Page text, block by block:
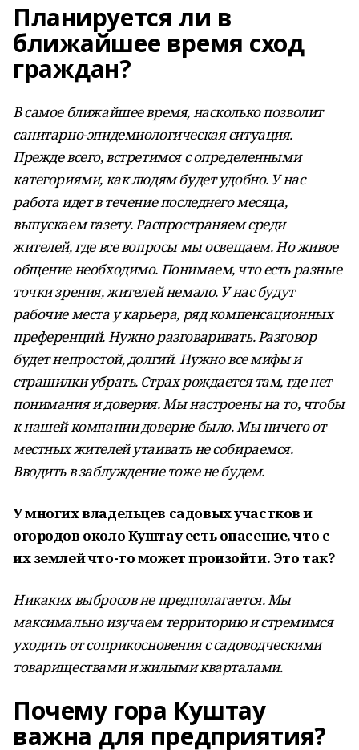
Планируется ли в
ближайшее время сход
граждан?
В самое ближайшее время, насколько позволит
санитарно-эпидемиологическая ситуация.
Прежде всего, встретимся с определенными
категориями, как людям будет удобно. У нас
работа идет в течение последнего месяца,
выпускаем газету. Распространяем среди
жителей, где все вопросы мы освещаем. Но живое
общение необходимо. Понимаем, что есть разные
точки зрения, жителей немало. У нас будут
рабочие места у карьера, ряд компенсационных
преференций. Нужно разговаривать. Разговор
будет непростой, долгий. Нужно все мифы и
страшилки убрать. Страх рождается там, где нет
понимания и доверия. Мы настроены на то, чтобы
к нашей компании доверие было. Мы ничего от
местных жителей утаивать не собираемся.
Вводить в заблуждение тоже не будем.
У многих владельцев садовых участков и
огородов около Куштау есть опасение, что с
их землей что-то может произойти. Это так?
Никаких выбросов не предполагается. Мы
максимально изучаем территорию и стремимся
уходить от соприкосновения с садоводческими
товариществами и жилыми кварталами.
Почему гора Куштау
важна для предприятия?